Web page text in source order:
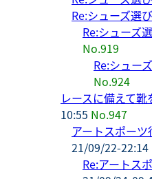
Re:シューズ選び
Re:シューズ
No.919
Re:シュー
No.924
レースに備えて
10:55 No.947
アートスポーツ
21/09/22-22:14
Re:アートス